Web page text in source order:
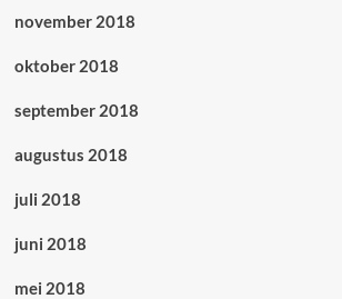
november 2018
oktober 2018
september 2018
augustus 2018
juli 2018
juni 2018
mei 2018